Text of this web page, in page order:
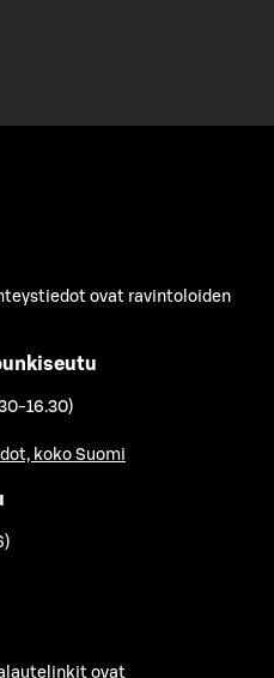
ovat ravintoloiden
16.30)
koko Suomi
ovat